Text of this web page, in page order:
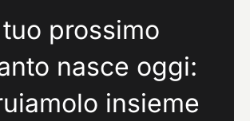
prossimo
nasce oggi:
insieme